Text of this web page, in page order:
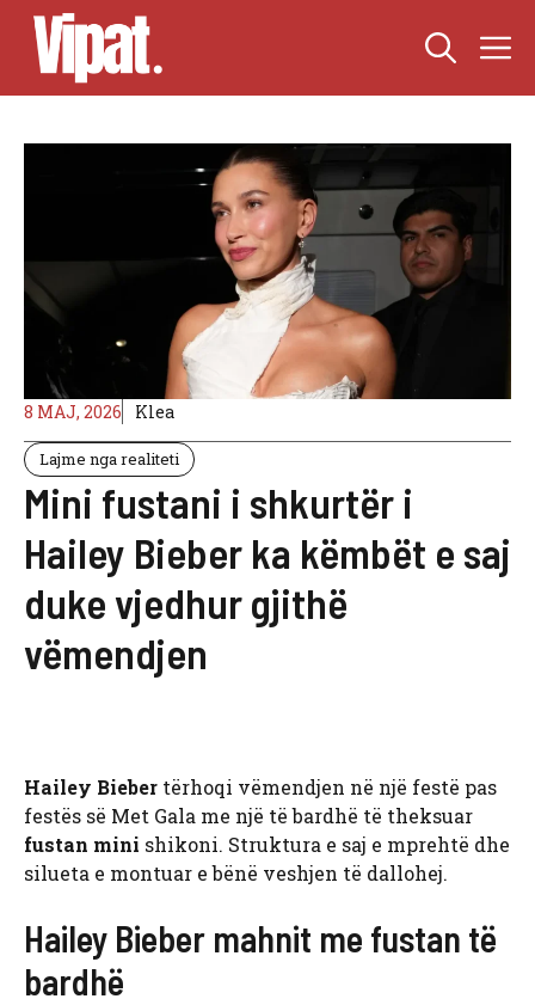
Skip
content
8 MAJ, 2026 Klea
Lajme nga realiteti
Mini fustani i shkurtër i
Hailey Bieber ka këmbët e saj
duke vjedhur gjithë
vëmendjen
Hailey Bieber tërhoqi vëmendjen në një festë pas
festës së Met Gala me një të bardhë të theksuar
fustan mini shikoni. Struktura e saj e mprehtë dhe
silueta e montuar e bënë veshjen të dallohej.
Hailey Bieber mahnit me fustan të
bardhë